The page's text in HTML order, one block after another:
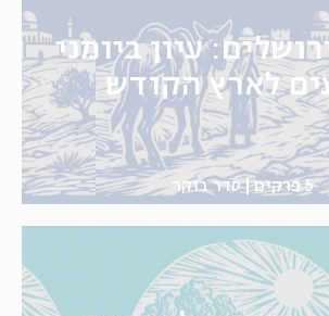
עיון ביומני
לארץ הקודש
5 פרקים סדר בוקר